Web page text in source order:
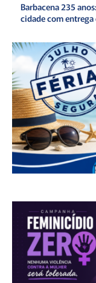
Barbacena 235
cidade com